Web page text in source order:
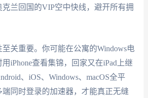
兰回国的VIP空中快线，避开所有拥
关重要。你可能在公寓的Windows电
iPhone查看集锦，回家又在iPad上继
、iOS、Windows、macOS全平
同时登录的加速器，才能真正无缝